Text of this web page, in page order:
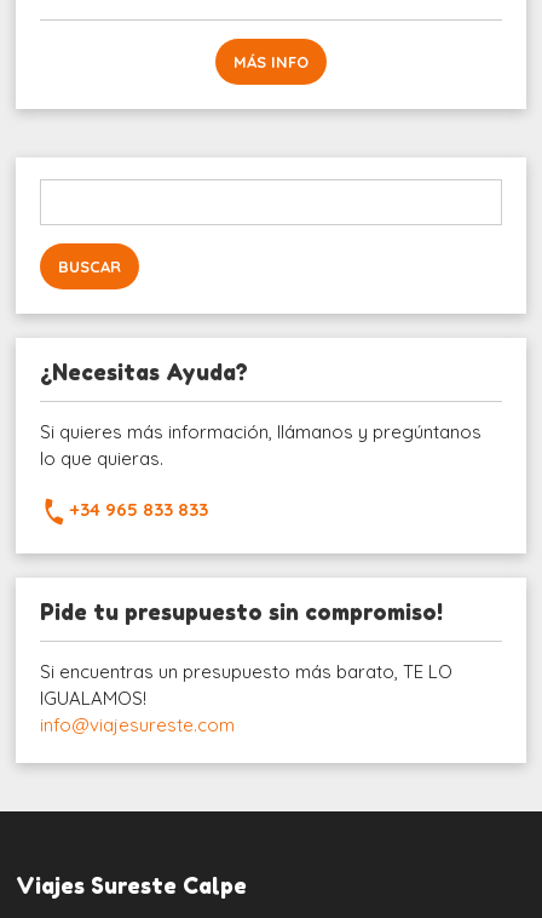
MÁS INFO
¿Necesitas Ayuda?
Si quieres más información, llámanos y pregúntanos
lo que quieras.
+34 965 833 833
Pide tu presupuesto sin compromiso!
Si encuentras un presupuesto más barato, TE LO
IGUALAMOS!
info@viajesureste.com
Viajes Sureste Calpe